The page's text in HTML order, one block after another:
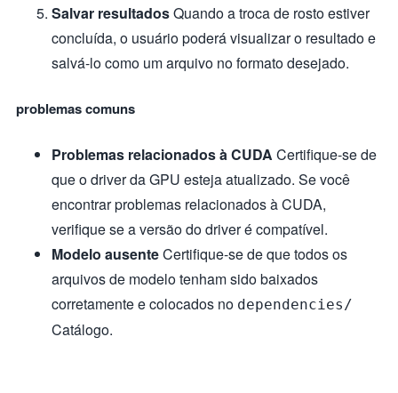
Salvar resultadosQuando a troca de rosto estiver
concluída, o usuário poderá visualizar o resultado e
salvá-lo como um arquivo no formato desejado.
problemas comuns
Problemas relacionados à CUDA Certifique-se de
que o driver da GPU esteja atualizado. Se você
encontrar problemas relacionados à CUDA,
verifique se a versão do driver é compatível.
Modelo ausenteCertifique-se de que todos os
arquivos de modelo tenham sido baixados
corretamente e colocados no dependencies/
Catálogo.